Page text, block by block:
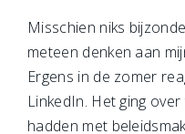
Misschien niks
meteen denken aan
Ergens in de zomer
LinkedIn. Het ging
hadden met